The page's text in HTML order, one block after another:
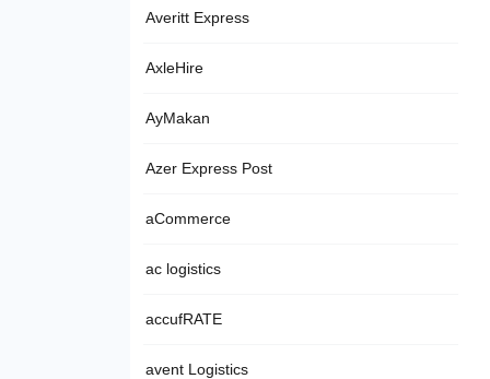
Averitt Express
AxleHire
AyMakan
Azer Express Post
aCommerce
ac logistics
accufRATE
avent Logistics